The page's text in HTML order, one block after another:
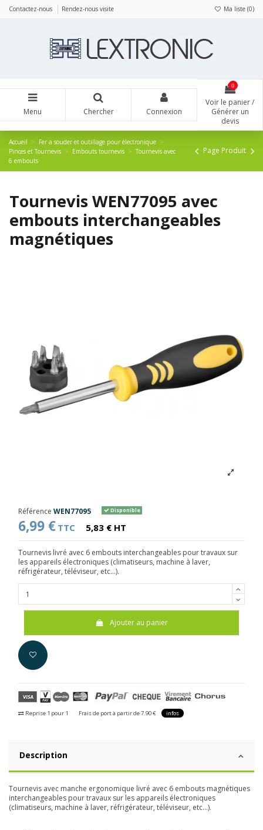
Contactez-nous Rendez-nous visite Ma liste (0)
Menu Chercher Connexion
0
Voir le panier /
Générer un
devis
Accueil
Fer a souder et outillage pour électronique
Pinces et Tournevis
Embouts tournevis
Tournevis avec
6 embouts
Page Produit
Tournevis WEN77095 avec
embouts interchangeables
magnétiques
Référence WEN77095 Disponible
6,99 € TTC 5,83 € HT
Tournevis livré avec 6 embouts interchangeables pour travaux sur
les appareils électroniques (climatiseurs, machine à laver,
réfrigérateur, téléviseur, etc...).
Ajouter au panier
Reprise 1 pour 1 Frais de port à partir de 7.90 € infos
Description
Tournevis avec manche ergonomique livré avec 6 embouts magnétiques
interchangeables pour travaux sur les appareils électroniques
(climatiseurs, machine à laver, réfrigérateur, téléviseur, etc...).
Panneau de gestion des cookies